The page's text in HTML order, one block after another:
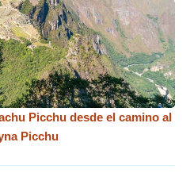
Picchu desde el camino al
Picchu